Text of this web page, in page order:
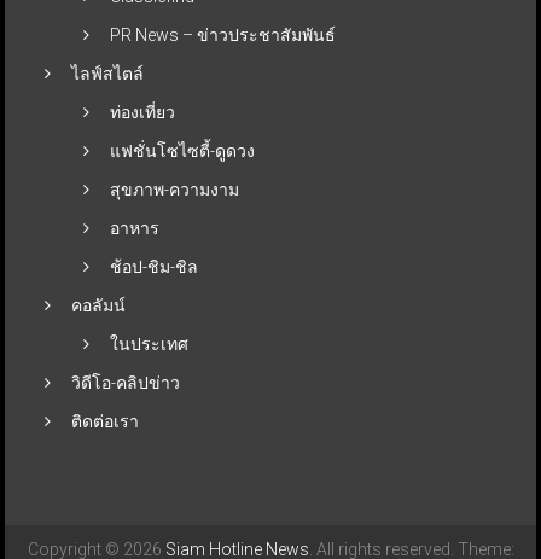
PR News – ข่าวประชาสัมพันธ์
ไลฟ์สไตล์
ท่องเที่ยว
แฟชั่นโซไซตี้-ดูดวง
สุขภาพ-ความงาม
อาหาร
ช้อป-ชิม-ชิล
คอลัมน์
ในประเทศ
วิดีโอ-คลิปข่าว
ติดต่อเรา
Copyright © 2026 Siam Hotline News . All rights reserved. Theme: